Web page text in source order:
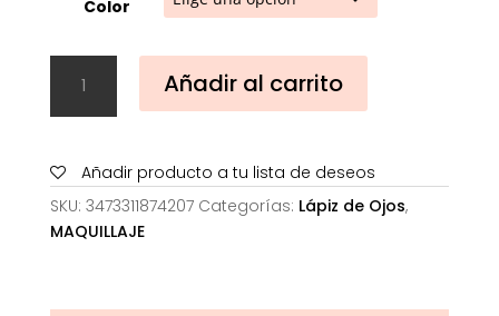
Color
Lápiz
de
Automático
Waterproof
cantidad
Añadir al carrito
Añadir producto a tu lista de deseos
SKU: 3473311874207 Categorías: Lápiz de Ojos,
MAQUILLAJE